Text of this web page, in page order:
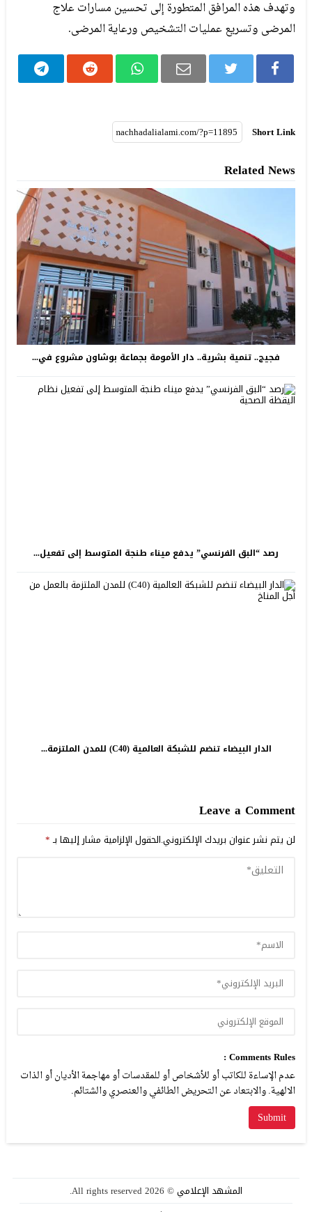
وتهدف هذه المرافق المتطورة إلى تحسين مسارات علاج
المرضى وتسريع عمليات التشخيص ورعاية المرضى.
Short Link
Related News
فجيج.. تنمية بشرية.. دار الأمومة بجماعة بوشاون مشروع في...
رصد “البق الفرنسي” يدفع ميناء طنجة المتوسط إلى تفعيل...
الدار البيضاء تنضم للشبكة العالمية (C40) للمدن الملتزمة...
Leave a Comment
لن يتم نشر عنوان بريدك الإلكتروني.الحقول الإلزامية مشار إليها بـ*
Comments Rules :
عدم الإساءة للكاتب أو للأشخاص أو للمقدسات أو مهاجمة الأديان أو الذات
الالهية. والابتعاد عن التحريض الطائفي والعنصري والشتائم.
المشهد الإعلامي© 2026 All rights reserved.